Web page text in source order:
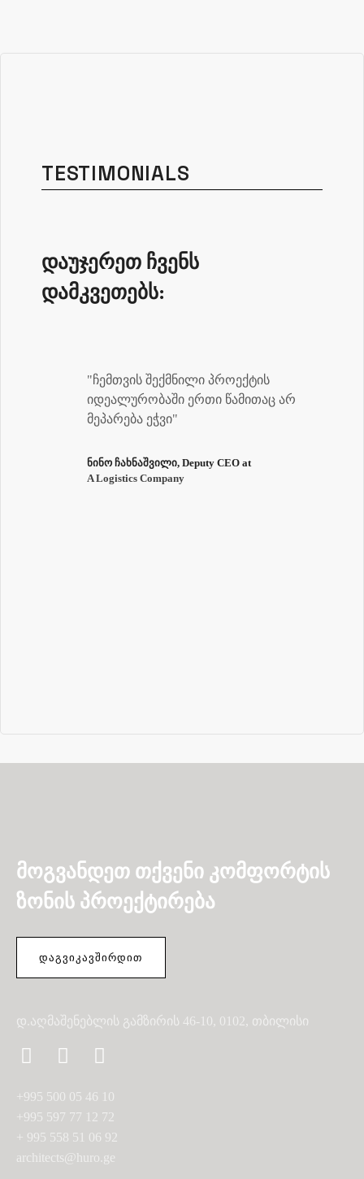
TESTIMONIALS
დაუჯერეთ ჩვენს
დამკვეთებს:
"ჩემთვის შექმნილი პროექტის
იდეალურობაში ერთი წამითაც არ
მეპარება ეჭვი"
ნინო ჩახნაშვილი, Deputy CEO at
A Logistics Company
მოგვანდეთ თქვენი კომფორტის
ზონის პროექტირება
ᲓᲐᲒᲕᲘᲙᲐᲕᲨᲘᲠᲓᲘᲗ
დ.აღმაშენებლის გამზირის 46-10, 0102, თბილისი
+995 500 05 46 10
+995 597 77 12 72
+ 995 558 51 06 92
architects@huro.ge